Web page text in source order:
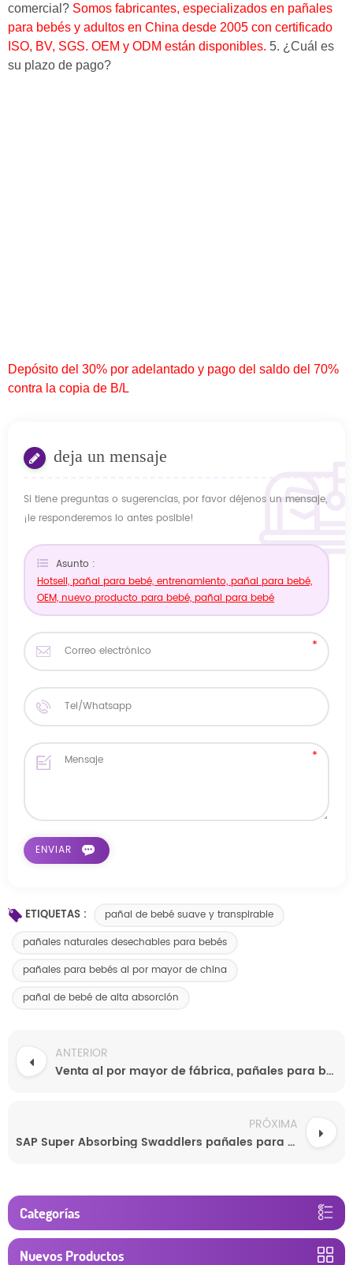
comercial? Somos fabricantes, especializados en pañales
para bebés y adultos en China desde 2005 con certificado
ISO, BV, SGS. OEM y ODM están disponibles. 5. ¿Cuál es
su plazo de pago?
Depósito del 30% por adelantado y pago del saldo del 70%
contra la copia de B/L
deja un mensaje
Si tiene preguntas o sugerencias, por favor déjenos un mensaje,
¡le responderemos lo antes posible!
Asunto :
Hotsell, pañal para bebé, entrenamiento, pañal para bebé,
OEM, nuevo producto para bebé, pañal para bebé
ETIQUETAS :
pañal de bebé suave y transpirable
pañales naturales desechables para bebés
pañales para bebés al por mayor de china
pañal de bebé de alta absorción
ANTERIOR
Venta al por mayor de fábrica, pañales para bebés, pañales ultra suaves para bebés, fabricantes baratos de pañales para bebés
PRÓXIMA
SAP Super Absorbing Swaddlers pañales para bebés desechables
Categorías
Nuevos Productos